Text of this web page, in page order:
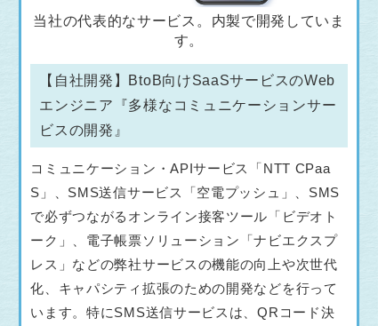
当社の代表的なサービス。内製で開発していま
す。
【自社開発】BtoB向けSaaSサービスのWeb
エンジニア『多様なコミュニケーションサー
ビスの開発』
コミュニケーション・APIサービス「NTT CPaa
S」、SMS送信サービス「空電プッシュ」、SMS
で必ずつながるオンライン接客ツール「ビデオト
ーク」、電子帳票ソリューション「ナビエクスプ
レス」などの弊社サービスの機能の向上や次世代
化、キャパシティ拡張のための開発などを行って
います。特にSMS送信サービスは、QRコード決